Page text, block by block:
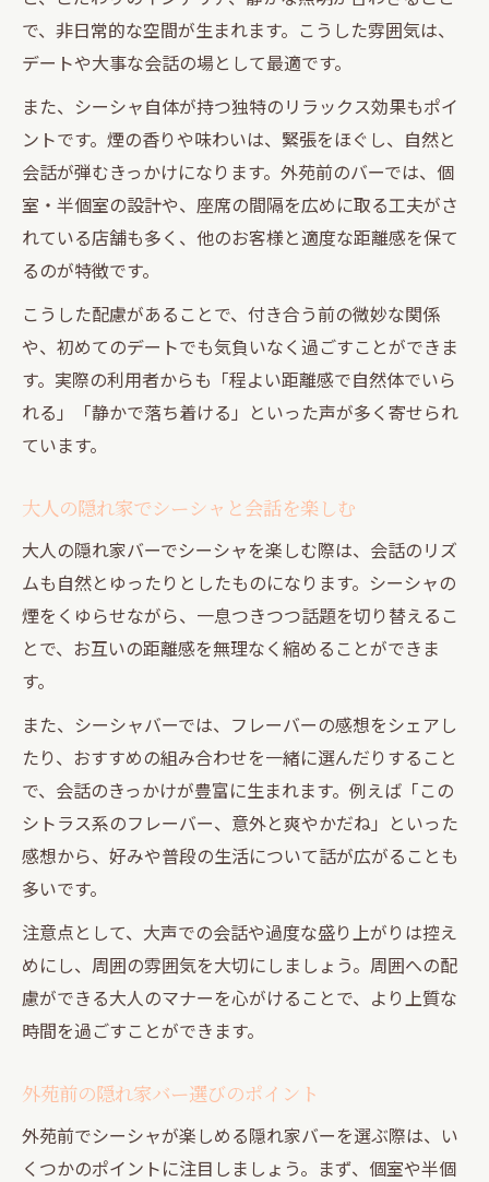
で、非日常的な空間が生まれます。こうした雰囲気は、
デートや大事な会話の場として最適です。
また、シーシャ自体が持つ独特のリラックス効果もポイ
ントです。煙の香りや味わいは、緊張をほぐし、自然と
会話が弾むきっかけになります。外苑前のバーでは、個
室・半個室の設計や、座席の間隔を広めに取る工夫がさ
れている店舗も多く、他のお客様と適度な距離感を保て
るのが特徴です。
こうした配慮があることで、付き合う前の微妙な関係
や、初めてのデートでも気負いなく過ごすことができま
す。実際の利用者からも「程よい距離感で自然体でいら
れる」「静かで落ち着ける」といった声が多く寄せられ
ています。
大人の隠れ家でシーシャと会話を楽しむ
大人の隠れ家バーでシーシャを楽しむ際は、会話のリズ
ムも自然とゆったりとしたものになります。シーシャの
煙をくゆらせながら、一息つきつつ話題を切り替えるこ
とで、お互いの距離感を無理なく縮めることができま
す。
また、シーシャバーでは、フレーバーの感想をシェアし
たり、おすすめの組み合わせを一緒に選んだりすること
で、会話のきっかけが豊富に生まれます。例えば「この
シトラス系のフレーバー、意外と爽やかだね」といった
感想から、好みや普段の生活について話が広がることも
多いです。
注意点として、大声での会話や過度な盛り上がりは控え
めにし、周囲の雰囲気を大切にしましょう。周囲への配
慮ができる大人のマナーを心がけることで、より上質な
時間を過ごすことができます。
外苑前の隠れ家バー選びのポイント
外苑前でシーシャが楽しめる隠れ家バーを選ぶ際は、い
くつかのポイントに注目しましょう。まず、個室や半個